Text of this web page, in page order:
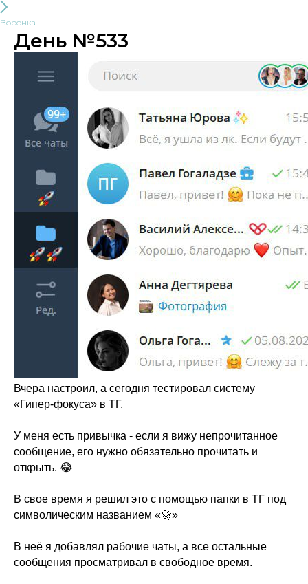
Воронка
День №533
Вчера настроил, а сегодня тестировал систему
«Гипер-фокуса» в ТГ.
У меня есть привычка - если я вижу непрочитанное
сообщение, его нужно обязательно прочитать и
открыть. 😂
В свое время я решил это с помощью папки в ТГ под
символическим названием «🚀»
В неё я добавлял рабочие чаты, а все остальные
сообщения просматривал в свободное время.